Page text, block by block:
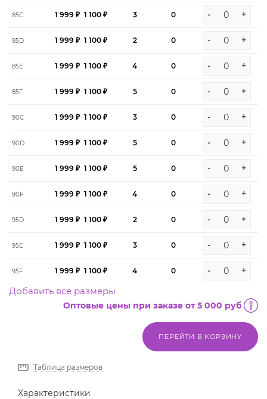
85C 1 999 ₽ 1 100 ₽ 3 0 - +
85D 1 999 ₽ 1 100 ₽ 2 0 - +
85E 1 999 ₽ 1 100 ₽ 4 0 - +
85F 1 999 ₽ 1 100 ₽ 5 0 - +
90C 1 999 ₽ 1 100 ₽ 3 0 - +
90D 1 999 ₽ 1 100 ₽ 5 0 - +
90E 1 999 ₽ 1 100 ₽ 5 0 - +
90F 1 999 ₽ 1 100 ₽ 4 0 - +
95D 1 999 ₽ 1 100 ₽ 2 0 - +
95E 1 999 ₽ 1 100 ₽ 3 0 - +
95F 1 999 ₽ 1 100 ₽ 4 0 - +
Добавить все размеры
Оптовые цены при заказе от 5 000 руб
ПЕРЕЙТИ В КОРЗИНУ
Таблица размеров
Характеристики